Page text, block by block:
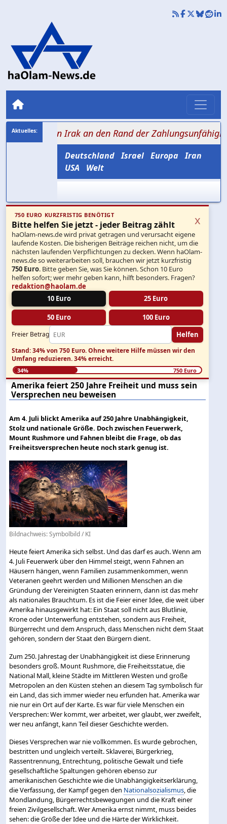
den Irak an den Rand der Zahlungsunfähigkeit +++
Deutschland Israel Europa Iran
USA
Welt
750 EURO KURZFRISTIG BENÖTIGT
Bitte helfen Sie jetzt - jeder Beitrag zählt
haOlam-news.de wird privat getragen und verursacht eigene
laufende Kosten. Die bisherigen Beiträge reichen nicht, um die
nächsten laufenden Verpflichtungen zu decken. Wenn haOlam-
news.de so weiterarbeiten soll, brauchen wir jetzt kurzfristig
750 Euro. Bitte geben Sie, was Sie können. Schon 10 Euro
helfen sofort; wer mehr geben kann, hilft besonders. Fragen?
redaktion@haolam.de
10 Euro
25 Euro
50 Euro 100 Euro
Freier Betrag Helfen
x
Stand: 34% von 750 Euro.Ohne weitere Hilfe müssen wir den
Umfang reduzieren.34% erreicht.
34% 750 Euro
Amerika feiert 250 Jahre Freiheit und muss sein
Versprechen neu beweisen
Am 4. Juli blickt Amerika auf 250 Jahre Unabhängigkeit,
Stolz und nationale Größe. Doch zwischen Feuerwerk,
Mount Rushmore und Fahnen bleibt die Frage, ob das
Freiheitsversprechen heute noch stark genug ist.
Bildnachweis: Symbolbild / KI
Heute feiert Amerika sich selbst. Und das darf es auch. Wenn am
4. Juli Feuerwerk über den Himmel steigt, wenn Fahnen an
Häusern hängen, wenn Familien zusammenkommen, wenn
Veteranen geehrt werden und Millionen Menschen an die
Gründung der Vereinigten Staaten erinnern, dann ist das mehr
als nationales Brauchtum. Es ist die Feier einer Idee, die weit über
Amerika hinausgewirkt hat: Ein Staat soll nicht aus Blutlinie,
Krone oder Unterwerfung entstehen, sondern aus Freiheit,
Bürgerrecht und dem Anspruch, dass Menschen nicht dem Staat
gehören, sondern der Staat den Bürgern dient.
Zum 250. Jahrestag der Unabhängigkeit ist diese Erinnerung
besonders groß. Mount Rushmore, die Freiheitsstatue, die
National Mall, kleine Städte im Mittleren Westen und große
Metropolen an den Küsten stehen an diesem Tag symbolisch für
ein Land, das sich immer wieder neu erfunden hat. Amerika war
nie nur ein Ort auf der Karte. Es war für viele Menschen ein
Versprechen: Wer kommt, wer arbeitet, wer glaubt, wer zweifelt,
wer neu anfängt, kann Teil dieser Geschichte werden.
Dieses Versprechen war nie vollkommen. Es wurde gebrochen,
bestritten und ungleich verteilt. Sklaverei, Bürgerkrieg,
Rassentrennung, Entrechtung, politische Gewalt und tiefe
gesellschaftliche Spaltungen gehören ebenso zur
amerikanischen Geschichte wie die Unabhängigkeitserklärung,
die Verfassung, der Kampf gegen den Nationalsozialismus , die
Mondlandung, Bürgerrechtsbewegungen und die Kraft einer
freien Zivilgesellschaft. Wer Amerika ernst nimmt, muss beides
sehen: die Größe der Idee und die Härte der Wirklichkeit.